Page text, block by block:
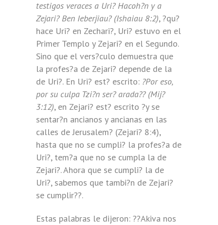
testigos veraces a Uri? Hacoh?n y a
Zejari? Ben Ieberjiau? (Ishaiau 8:2), ?qu?
hace Uri? en Zechari?, Uri? estuvo en el
Primer Templo y Zejari? en el Segundo.
Sino que el vers?culo demuestra que
la profes?a de Zejari? depende de la
de Uri?. En Uri? est? escrito: ?Por eso,
por su culpa Tzi?n ser? arada?? (Mij?
3:12), en Zejari? est? escrito ?y se
sentar?n ancianos y ancianas en las
calles de Jerusalem? (Zejari? 8:4),
hasta que no se cumpli? la profes?a de
Uri?, tem?a que no se cumpla la de
Zejari?. Ahora que se cumpli? la de
Uri?, sabemos que tambi?n de Zejari?
se cumplir??.
Estas palabras le dijeron: ??Akiva nos